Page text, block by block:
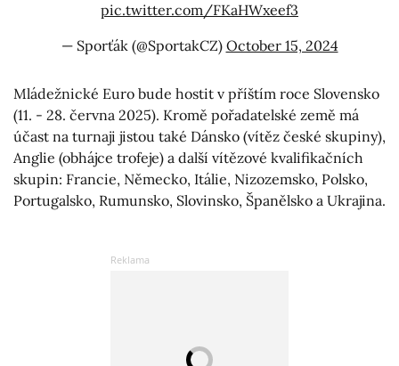
pic.twitter.com/FKaHWxeef3
— Sporťák (@SportakCZ) October 15, 2024
Mládežnické Euro bude hostit v příštím roce Slovensko
(11. - 28. června 2025). Kromě pořadatelské země má
účast na turnaji jistou také Dánsko (vítěz české skupiny),
Anglie (obhájce trofeje) a další vítězové kvalifikačních
skupin: Francie, Německo, Itálie, Nizozemsko, Polsko,
Portugalsko, Rumunsko, Slovinsko, Španělsko a Ukrajina.